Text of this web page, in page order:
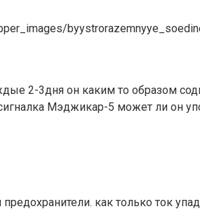
2-3дня он каким то образом
Мэджикар-5 может ли он
как только ток